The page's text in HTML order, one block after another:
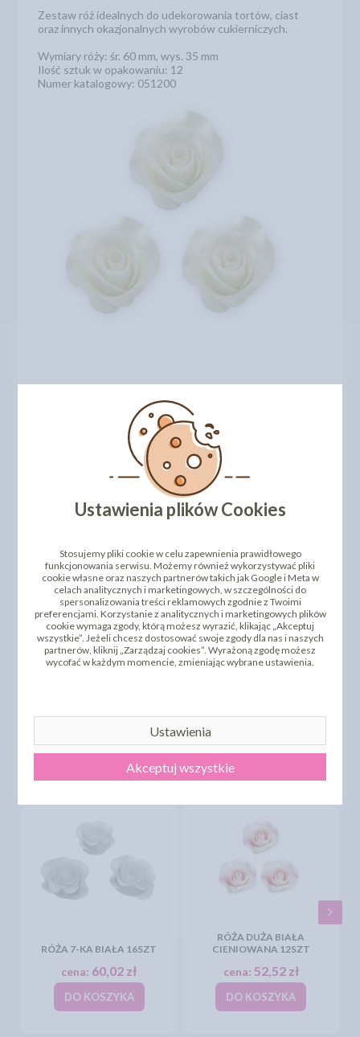
Zestaw róż idealnych do udekorowania tortów, ciast
oraz innych okazjonalnych wyrobów cukierniczych.
Wymiary róży: śr. 60 mm, wys. 35 mm
Ilość sztuk w opakowaniu: 12
Numer katalogowy: 051200
PRODUKTY PODOBNE
INNI KLIENCI KUPILI TEŻ
RÓŻA 7-KA BIAŁA 16SZT
cena: 60,02 zł
DO KOSZYKA
RÓŻA DUŻA BIAŁA
CIENIOWANA 12SZT
cena: 52,52 zł
DO KOSZYKA
Ustawienia plików Cookies
Stosujemy pliki cookie w celu zapewnienia prawidłowego
funkcjonowania serwisu. Możemy również wykorzystywać pliki
cookie własne oraz naszych partnerów takich jak Google i Meta w
celach analitycznych i marketingowych, w szczególności do
spersonalizowania treści reklamowych zgodnie z Twoimi
preferencjami. Korzystanie z analitycznych i marketingowych plików
cookie wymaga zgody, którą możesz wyrazić, klikając „Akceptuj
wszystkie”. Jeżeli chcesz dostosować swoje zgody dla nas i naszych
partnerów, kliknij „Zarządzaj cookies”. Wyrażoną zgodę możesz
wycofać w każdym momencie, zmieniając wybrane ustawienia.
Ustawienia
Akceptuj wszystkie